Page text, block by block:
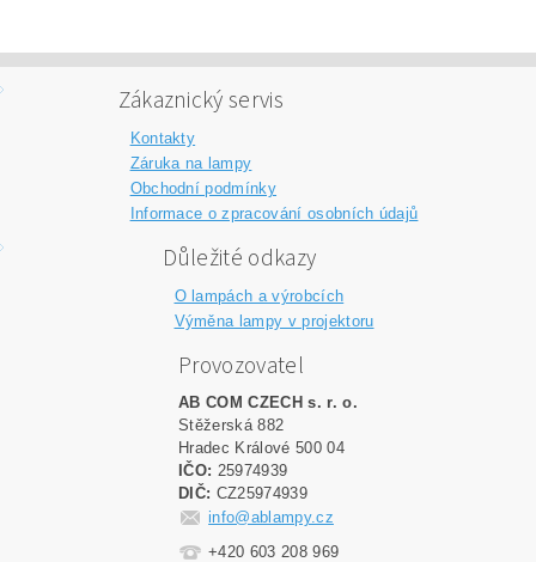
Zákaznický servis
Kontakty
Záruka na lampy
Obchodní podmínky
Informace o zpracování osobních údajů
Důležité odkazy
O lampách a výrobcích
Výměna lampy v projektoru
Provozovatel
AB COM CZECH s. r. o.
Stěžerská 882
Hradec Králové 500 04
IČO: 25974939
DIČ: CZ25974939
info@ablampy.cz
+420 603 208 969